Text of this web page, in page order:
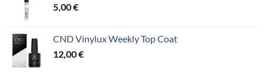
5,00€
CND Vinylux Weekly Top Coat
12,00€